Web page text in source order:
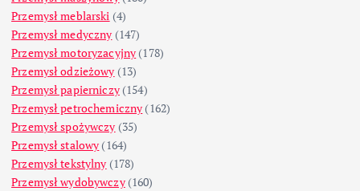
Przemysł meblarski (4)
Przemysł medyczny (147)
Przemysł motoryzacyjny (178)
Przemysł odzieżowy (13)
Przemysł papierniczy(154)
Przemysł petrochemiczny (162)
Przemysł spożywczy (35)
Przemysł stalowy (164)
Przemysł tekstylny (178)
Przemysł wydobywczy(160)